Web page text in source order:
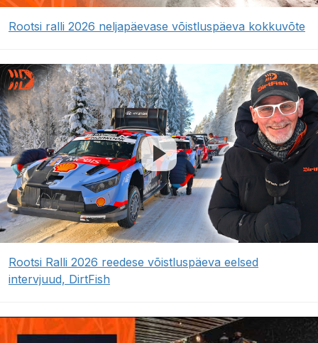
Rootsi ralli 2026 neljapäevase võistluspäeva kokkuvõte
Rootsi Ralli 2026 reedese võistluspäeva eelsed
intervjuud, DirtFish